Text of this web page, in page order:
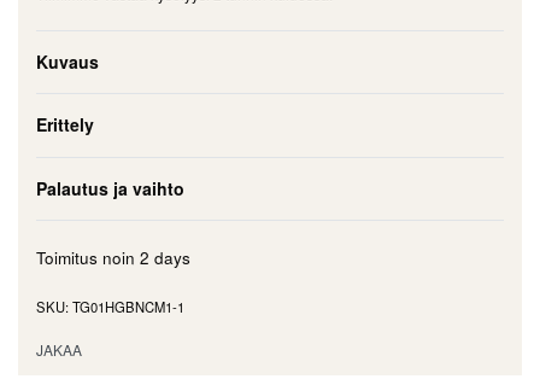
Kuvaus
Erittely
Palautus ja vaihto
Toimitus noin 2 days
TG01HGBNCM1-1
JAKAA